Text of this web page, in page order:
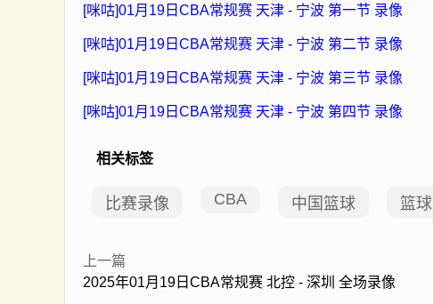
[咪咕]01月19日CBA常规赛 天津 - 宁波 第一节 录像
[咪咕]01月19日CBA常规赛 天津 - 宁波 第二节 录像
[咪咕]01月19日CBA常规赛 天津 - 宁波 第三节 录像
[咪咕]01月19日CBA常规赛 天津 - 宁波 第四节 录像
相关标签
比赛录像 CBA 中国篮球 篮球
上一篇
2025年01月19日CBA常规赛 北控 - 深圳 全场录像